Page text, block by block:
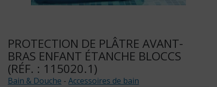
PROTECTION DE PLÂTRE AVANT-
BRAS ENFANT ÉTANCHE BLOCCS
(RÉF. : 115020.1)
Bain & Douche - Accessoires de bain